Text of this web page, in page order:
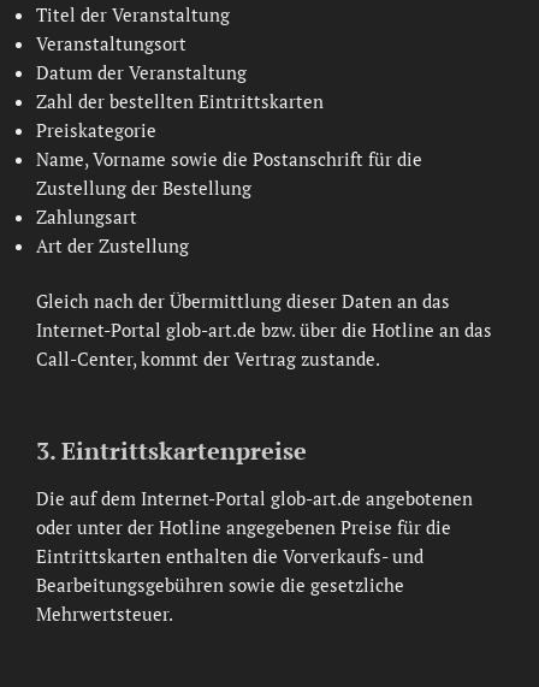
Titel der Veranstaltung
Veranstaltungsort
Datum der Veranstaltung
Zahl der bestellten Eintrittskarten
Preiskategorie
Name, Vorname sowie die Postanschrift für die
Zustellung der Bestellung
Zahlungsart
Art der Zustellung
Gleich nach der Übermittlung dieser Daten an das
Internet-Portal glob-art.de bzw. über die Hotline an das
Call-Center, kommt der Vertrag zustande.
3. Eintrittskartenpreise
Die auf dem Internet-Portal glob-art.de angebotenen
oder unter der Hotline angegebenen Preise für die
Eintrittskarten enthalten die Vorverkaufs- und
Bearbeitungsgebühren sowie die gesetzliche
Mehrwertsteuer.